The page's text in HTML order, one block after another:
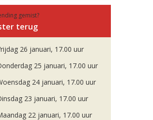
gemist?
terug
26 januari, 17.00 uur
25 januari, 17.00 uur
24 januari, 17.00 uur
23 januari, 17.00 uur
22 januari, 17.00 uur